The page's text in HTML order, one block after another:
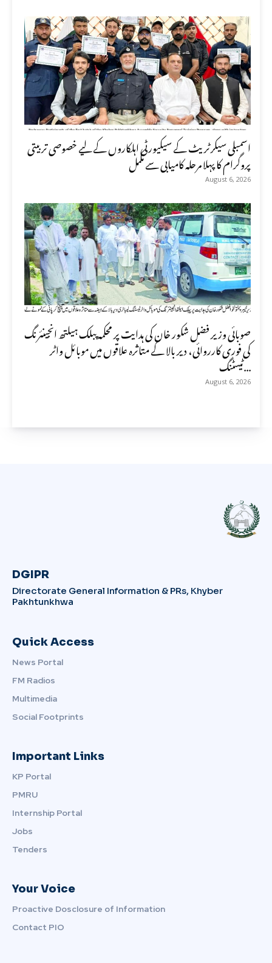
اسمبلی سیکرٹریٹ کے سیکیورٹی اہلکاروں کے لیے خصوصی تربیتی
پروگرام کا پہلا مرحلہ کامیابی سے مکمل
August 6, 2026
صوبائی وزیر فضل شکور خان کی ہدایت پر محکمہ پبلک ہیلتھ انجینئرنگ
کی فوری کارروائی، دیر بالا کے متاثرہ علاقوں میں موبائل واٹر
ٹیسٹنگ...
August 6, 2026
DGIPR
Directorate General Information & PRs, Khyber
Pakhtunkhwa
Quick Access
News Portal
FM Radios
Multimedia
Social Footprints
Important Links
KP Portal
PMRU
Internship Portal
Jobs
Tenders
Your Voice
Proactive Dosclosure of Information
Contact PIO